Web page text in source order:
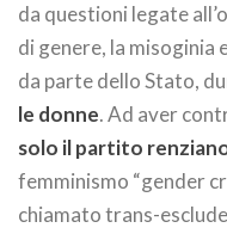
da questioni legate
di genere, la misoginia
da parte dello Stato,
le donne. Ad aver
solo il partito
femminismo “gender
chiamato trans-